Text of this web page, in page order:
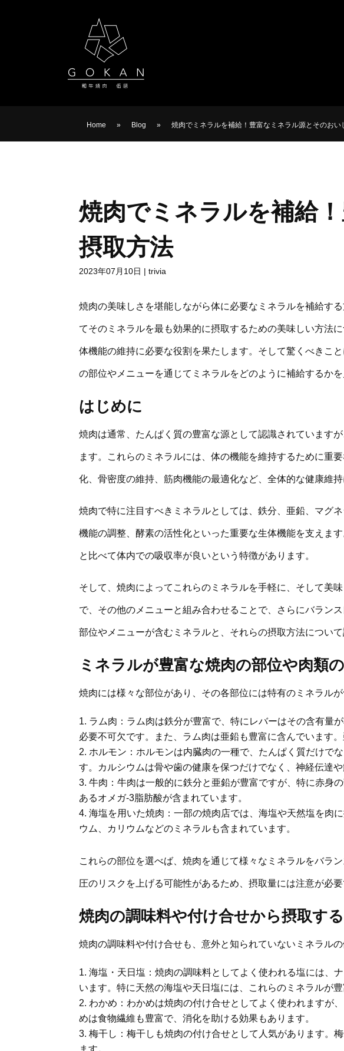
Home » Blog » 焼肉でミネラルを補給！豊富なミネラル源とそのおい
焼肉でミネラルを補給
摂取方法
2023年07月10日 |trivia
焼肉の美味しさを堪能しながら体に必要なミネラルを補給す
てそのミネラルを最も効果的に摂取するための美味しい方法
体機能の維持に必要な役割を果たします。そして驚くべきこ
の部位やメニューを通じてミネラルをどのように補給するかを
はじめに
焼肉は通常、たんぱく質の豊富な源として認識されています
ます。これらのミネラルには、体の機能を維持するために重
化、骨密度の維持、筋肉機能の最適化など、全体的な健康維持
焼肉で特に注目すべきミネラルとしては、鉄分、亜鉛、マグ
機能の調整、酵素の活性化といった重要な生体機能を支えま
と比べて体内での吸収率が良いという特徴があります。
そして、焼肉によってこれらのミネラルを手軽に、そして美
で、その他のメニューと組み合わせることで、さらにバラン
部位やメニューが含むミネラルと、それらの摂取方法について
ミネラルが豊富な焼肉の部位や肉類
焼肉には様々な部位があり、その各部位には特有のミネラル
ラム肉：ラム肉は鉄分が豊富で、特にレバーはその含有量
必要不可欠です。また、ラム肉は亜鉛も豊富に含んでいます
ホルモン：ホルモンは内臓肉の一種で、たんぱく質だけで
す。カルシウムは骨や歯の健康を保つだけでなく、神経伝達
牛肉：牛肉は一般的に鉄分と亜鉛が豊富ですが、特に赤身
あるオメガ-3脂肪酸が含まれています。
海塩を用いた焼肉：一部の焼肉店では、海塩や天然塩を肉
ウム、カリウムなどのミネラルも含まれています。
これらの部位を選べば、焼肉を通じて様々なミネラルをバラ
圧のリスクを上げる可能性があるため、摂取量には注意が必要
焼肉の調味料や付け合せから摂取す
焼肉の調味料や付け合せも、意外と知られていないミネラル
海塩・天日塩：焼肉の調味料としてよく使われる塩には、
います。特に天然の海塩や天日塩には、これらのミネラルが豊
わかめ：わかめは焼肉の付け合せとしてよく使われますが
めは食物繊維も豊富で、消化を助ける効果もあります。
梅干し：梅干しも焼肉の付け合せとして人気があります。